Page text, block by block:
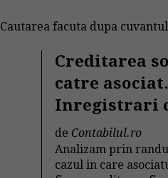
Cautarea facuta dupa
Creditarea
catre asociat.
Inregistrari
de Contabilul.ro
Analizam prin
cazul in care